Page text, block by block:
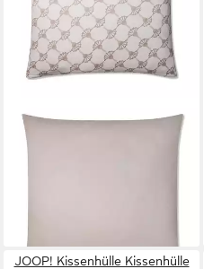
JOOP!
Bettwäsche Kissenbezüge
JOOP! Kissenhülle Kissenhülle